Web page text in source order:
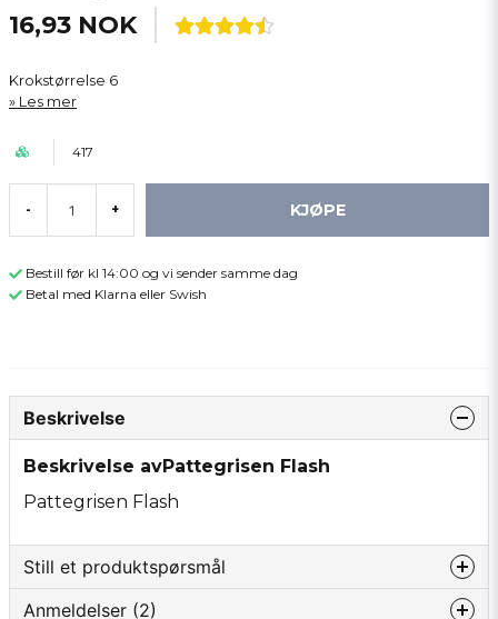
16,93 NOK
Krokstørrelse 6
Les mer
417
- + KJØPE
Bestill før kl 14:00 og vi sender samme dag
Betal med Klarna eller Swish
Beskrivelse
Beskrivelse avPattegrisen Flash
Pattegrisen Flash
Still et produktspørsmål
Anmeldelser (2)